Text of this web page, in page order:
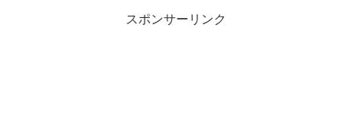
スポンサーリンク